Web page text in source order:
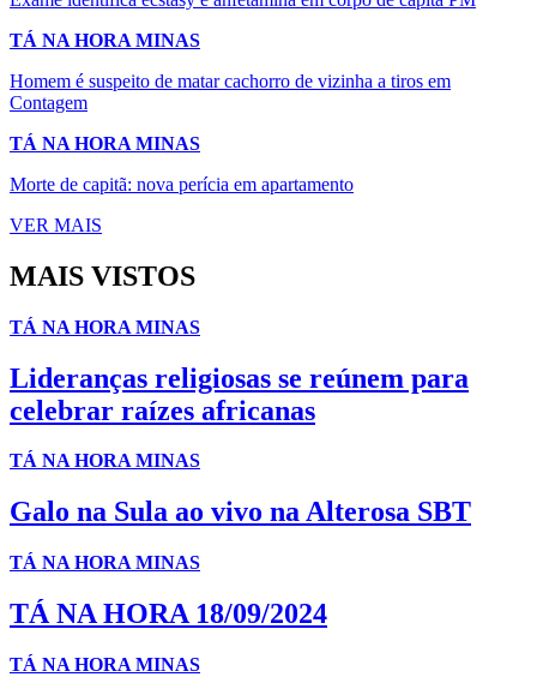
TÁ NA HORA MINAS
Homem é suspeito de matar cachorro de vizinha a tiros em
Contagem
TÁ NA HORA MINAS
Morte de capitã: nova perícia em apartamento
VER MAIS
MAIS VISTOS
TÁ NA HORA MINAS
Lideranças religiosas se reúnem para
celebrar raízes africanas
TÁ NA HORA MINAS
Galo na Sula ao vivo na Alterosa SBT
TÁ NA HORA MINAS
TÁ NA HORA 18/09/2024
TÁ NA HORA MINAS